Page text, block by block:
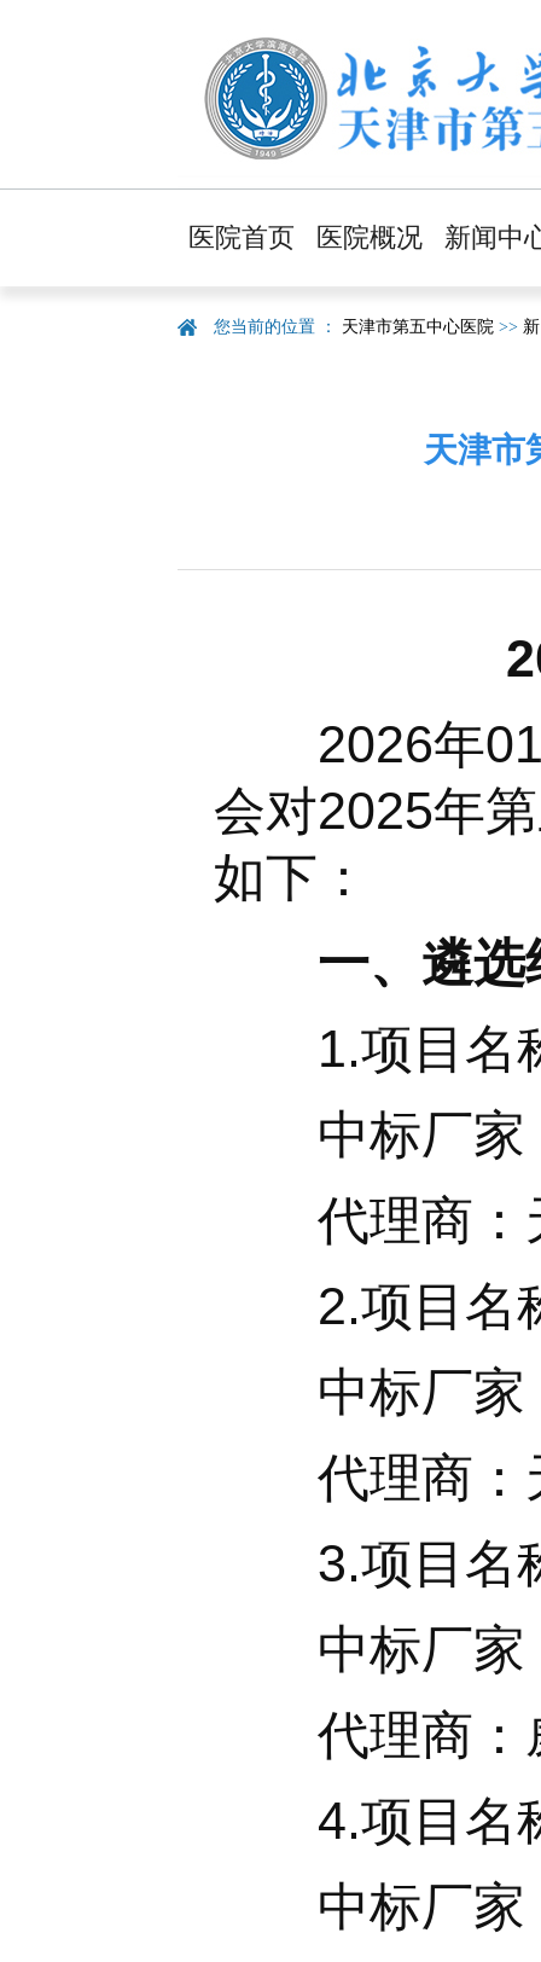
医院首页 医院概况
领导班子
新闻中
健康资
采购信
您当前的位置 ： 天津市第五中心医院>>
天津市
2026年01
会对2025年
如下：
一、 遴选
1.项目名
中标厂家：
代理商：
2.项目名称
中标厂家：
代理商：
3.项目名
中标厂家：
代理商：威
4.项目名称
中标厂家：